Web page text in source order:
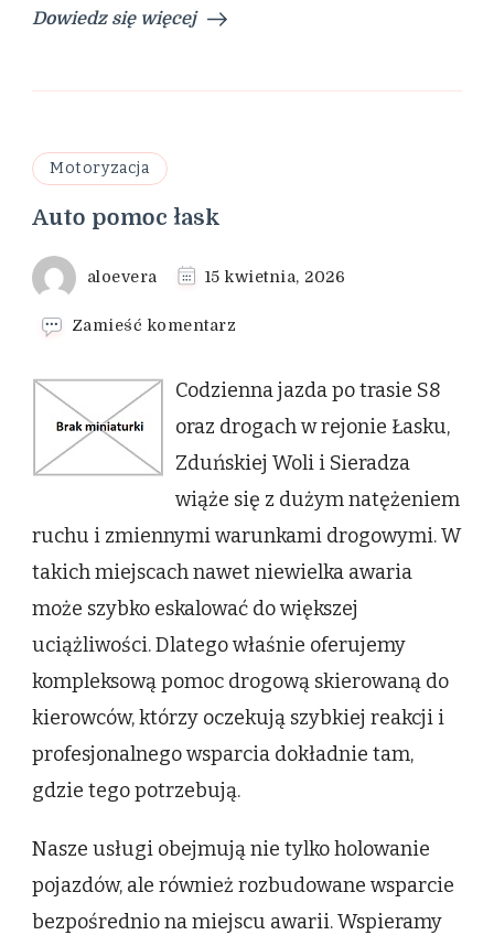
Dowiedz się więcej
Motoryzacja
Auto pomoc łask
aloevera 15 kwietnia, 2026
Zamieść komentarz
pomoc
Codzienna jazda po trasie S8
oraz drogach w rejonie Łasku,
Zduńskiej Woli i Sieradza
wiąże się z dużym natężeniem
ruchu i zmiennymi warunkami drogowymi. W
takich miejscach nawet niewielka awaria
może szybko eskalować do większej
uciążliwości. Dlatego właśnie oferujemy
kompleksową pomoc drogową skierowaną do
kierowców, którzy oczekują szybkiej reakcji i
profesjonalnego wsparcia dokładnie tam,
gdzie tego potrzebują.
Nasze usługi obejmują nie tylko holowanie
pojazdów, ale również rozbudowane wsparcie
bezpośrednio na miejscu awarii. Wspieramy